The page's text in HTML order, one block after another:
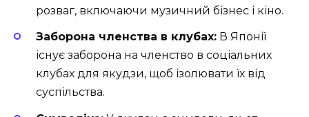
розваг, включаючи музичний бізнес і кіно.
Заборона членства в клубах: В Японії
існує заборона на членство в соціальних
клубах для якудзи, щоб ізолювати їх від
суспільства.